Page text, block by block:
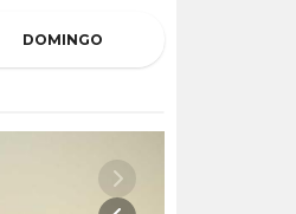
DOMINGO